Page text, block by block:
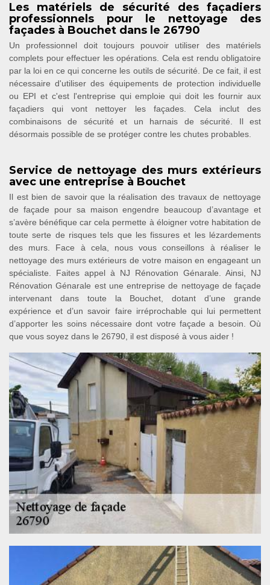
Les matériels de sécurité des façadiers
professionnels pour le nettoyage des
façades à Bouchet dans le 26790
Un professionnel doit toujours pouvoir utiliser des matériels
complets pour effectuer les opérations. Cela est rendu obligatoire
par la loi en ce qui concerne les outils de sécurité. De ce fait, il est
nécessaire d'utiliser des équipements de protection individuelle
ou EPI et c'est l'entreprise qui emploie qui doit les fournir aux
façadiers qui vont nettoyer les façades. Cela inclut des
combinaisons de sécurité et un harnais de sécurité. Il est
désormais possible de se protéger contre les chutes probables.
Service de nettoyage des murs extérieurs
avec une entreprise à Bouchet
Il est bien de savoir que la réalisation des travaux de nettoyage
de façade pour sa maison engendre beaucoup d’avantage et
s’avère bénéfique car cela permette à éloigner votre habitation de
toute serte de risques tels que les fissures et les lézardements
des murs. Face à cela, nous vous conseillons à réaliser le
nettoyage des murs extérieurs de votre maison en engageant un
spécialiste. Faites appel à NJ Rénovation Génarale. Ainsi, NJ
Rénovation Génarale est une entreprise de nettoyage de façade
intervenant dans toute la Bouchet, dotant d’une grande
expérience et d’un savoir faire irréprochable qui lui permettent
d’apporter les soins nécessaire dont votre façade a besoin. Où
que vous soyez dans le 26790, il est disposé à vous aider !